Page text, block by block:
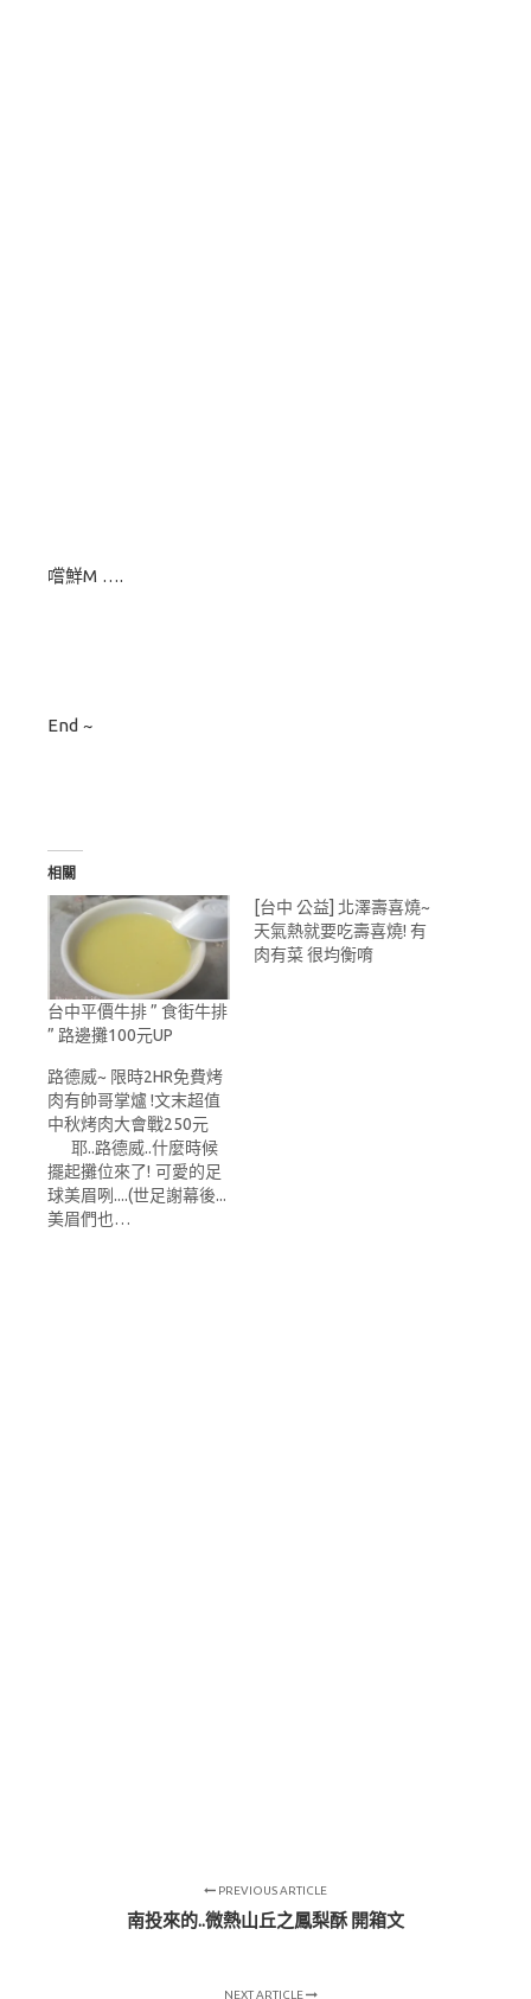
嚐鮮M ….
End ~
相關
台中平價牛排 ” 食街牛排
” 路邊攤100元UP
[台中 公益] 北澤壽喜燒~
天氣熱就要吃壽喜燒! 有
肉有菜 很均衡唷
路德威~ 限時2HR免費烤
肉有帥哥掌爐 !文末超值
中秋烤肉大會戰250元
耶..路德威..什麼時候
擺起攤位來了! 可愛的足
球美眉咧....(世足謝幕後...
美眉們也…
PREVIOUS ARTICLE
南投來的..微熱山丘之鳳梨酥 開箱文
NEXT ARTICLE